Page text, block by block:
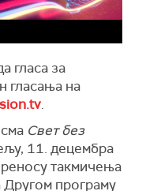
гласа за
гласања на
.
Свет без
11. децембра
такмичења
Другом програму